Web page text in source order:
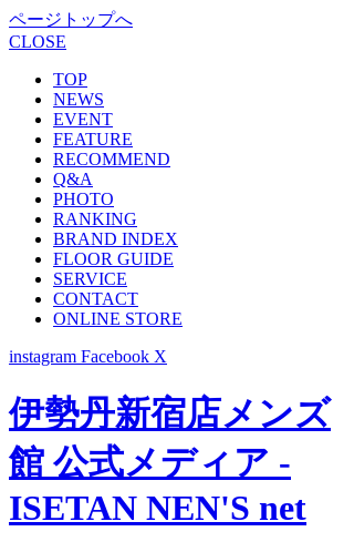
ページトップへ
CLOSE
TOP
NEWS
EVENT
FEATURE
RECOMMEND
Q&A
PHOTO
RANKING
BRAND INDEX
FLOOR GUIDE
SERVICE
CONTACT
ONLINE STORE
instagram Facebook X
伊勢丹新宿店メンズ
館 公式メディア -
ISETAN NEN'S net